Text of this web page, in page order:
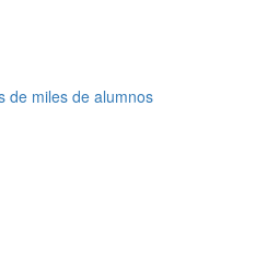
de miles de alumnos